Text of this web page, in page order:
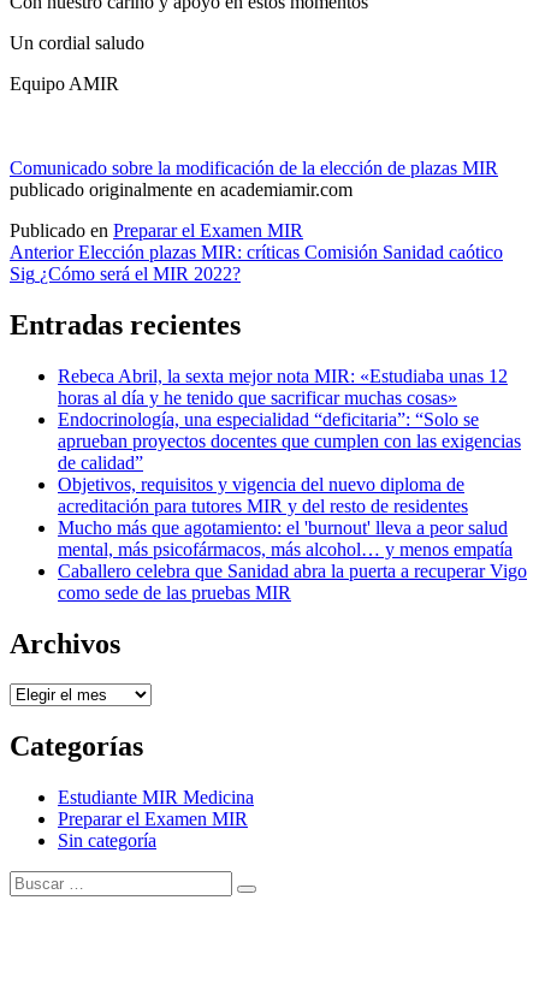
Un cordial saludo
Equipo AMIR
Comunicado sobre la modificación de la elección de plazas MIR
publicado originalmente en academiamir.com
Publicado en Preparar el Examen MIR
Navegación
de
entradas
Anterior Elección plazas MIR: críticas Comisión Sanidad caótico
Sig ¿Cómo será el MIR 2022?
Entradas recientes
Rebeca Abril, la sexta mejor nota MIR: «Estudiaba unas 12
horas al día y he tenido que sacrificar muchas cosas»
Endocrinología, una especialidad “deficitaria”: “Solo se
aprueban proyectos docentes que cumplen con las exigencias
de calidad”
Objetivos, requisitos y vigencia del nuevo diploma de
acreditación para tutores MIR y del resto de residentes
Mucho más que agotamiento: el 'burnout' lleva a peor salud
mental, más psicofármacos, más alcohol… y menos empatía
Caballero celebra que Sanidad abra la puerta a recuperar Vigo
como sede de las pruebas MIR
Archivos
Archivos
Categorías
Estudiante MIR Medicina
Preparar el Examen MIR
Sin categoría
Buscar:
Buscar